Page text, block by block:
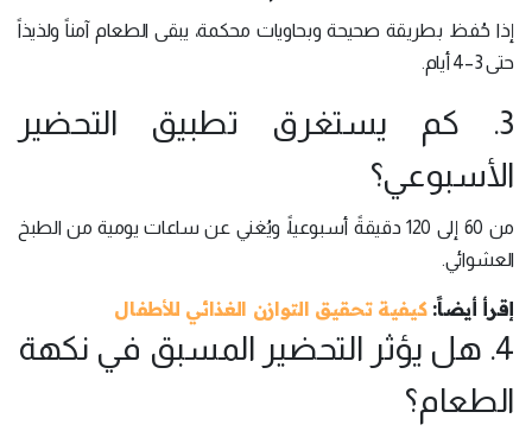
إذا حُفظ بطريقة صحيحة وبحاويات محكمة، يبقى الطعام آمناً ولذيذاً
حتى 3–4 أيام.
3. كم يستغرق تطبيق التحضير
الأسبوعي؟
من 60 إلى 120 دقيقةً أسبوعياً، ويُغني عن ساعات يومية من الطبخ
العشوائي.
إقرأ أيضاً:كيفية تحقيق التوازن الغذائي للأطفال
4. هل يؤثر التحضير المسبق في نكهة
الطعام؟